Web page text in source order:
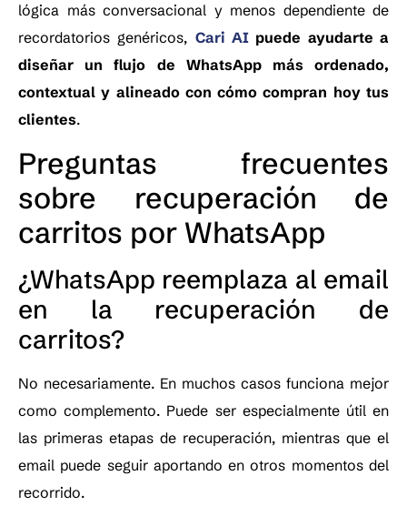
lógica más conversacional y menos dependiente de
recordatorios genéricos, Cari AI puede ayudarte a
diseñar un flujo de WhatsApp más ordenado,
contextual y alineado con cómo compran hoy tus
clientes.
Preguntas frecuentes
sobre recuperación de
carritos por WhatsApp
¿WhatsApp reemplaza al email
en la recuperación de
carritos?
No necesariamente. En muchos casos funciona mejor
como complemento. Puede ser especialmente útil en
las primeras etapas de recuperación, mientras que el
email puede seguir aportando en otros momentos del
recorrido.